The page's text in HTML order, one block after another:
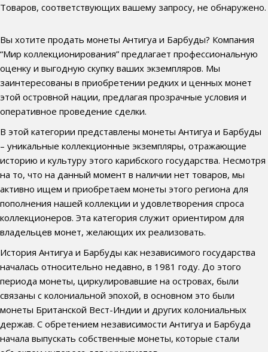
Товаров, соответствующих вашему запросу, не обнаружено.
Вы хотите продать монеты Антигуа и Барбуды? Компания
“Мир коллекционирования” предлагает профессиональную
оценку и выгодную скупку ваших экземпляров. Мы
заинтересованы в приобретении редких и ценных монет
этой островной нации, предлагая прозрачные условия и
оперативное проведение сделки.
В этой категории представлены монеты Антигуа и Барбуды
– уникальные коллекционные экземпляры, отражающие
историю и культуру этого карибского государства. Несмотря
на то, что на данный момент в наличии нет товаров, мы
активно ищем и приобретаем монеты этого региона для
пополнения нашей коллекции и удовлетворения спроса
коллекционеров. Эта категория служит ориентиром для
владельцев монет, желающих их реализовать.
История Антигуа и Барбуды как независимого государства
началась относительно недавно, в 1981 году. До этого
периода монеты, циркулировавшие на островах, были
связаны с колониальной эпохой, в основном это были
монеты Британской Вест-Индии и других колониальных
держав. С обретением независимости Антигуа и Барбуда
начала выпускать собственные монеты, которые стали